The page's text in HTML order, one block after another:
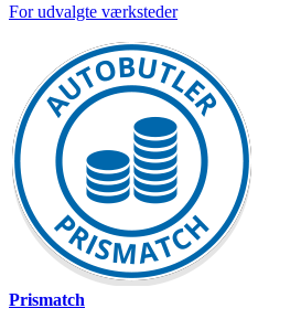
For udvalgte værksteder
Prismatch